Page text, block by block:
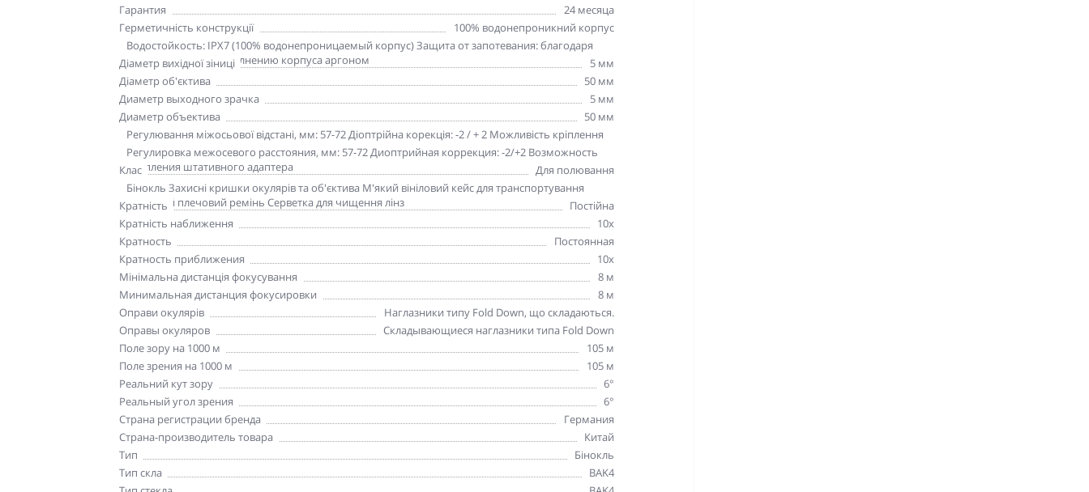
Гарантия
24 месяца
Герметичність конструкції
100% водонепроникний корпус
Герметичность конструкции
Водостойкость: IPX7 (100% водонепроницаемый корпус) Защита от запотевания: благодаря
герметичности и заполнению корпуса аргоном
Діаметр вихідної зіниці
5 мм
Діаметр об'єктива
50 мм
Диаметр выходного зрачка
5 мм
Диаметр объектива
50 мм
Додаткові характеристики
Регулювання міжосьової відстані, мм: 57-72 Діоптрійна корекція: -2 / + 2 Можливість кріплення
штативного адаптера
Дополнительные характеристики
Регулировка межосевого расстояния, мм: 57-72 Диоптрийная коррекция: -2/+2 Возможность
крепления штативного адаптера
Клас
Для полювання
Комплект поставки
Бінокль Захисні кришки окулярів та об'єктива М'який вініловий кейс для транспортування
Широкий плечовий ремінь Серветка для чищення лінз
Кратність
Постійна
Кратність наближення
10х
Кратность
Постоянная
Кратность приближения
10х
Мінімальна дистанція фокусування
8 м
Минимальная дистанция фокусировки
8 м
Оправи окулярів
Наглазники типу Fold Down, що складаються.
Оправы окуляров
Складывающиеся наглазники типа Fold Down
Поле зору на 1000 м
105 м
Поле зрения на 1000 м
105 м
Реальний кут зору
6°
Реальный угол зрения
6°
Страна регистрации бренда
Германия
Страна-производитель товара
Китай
Тип
Бінокль
Тип скла
BAK4